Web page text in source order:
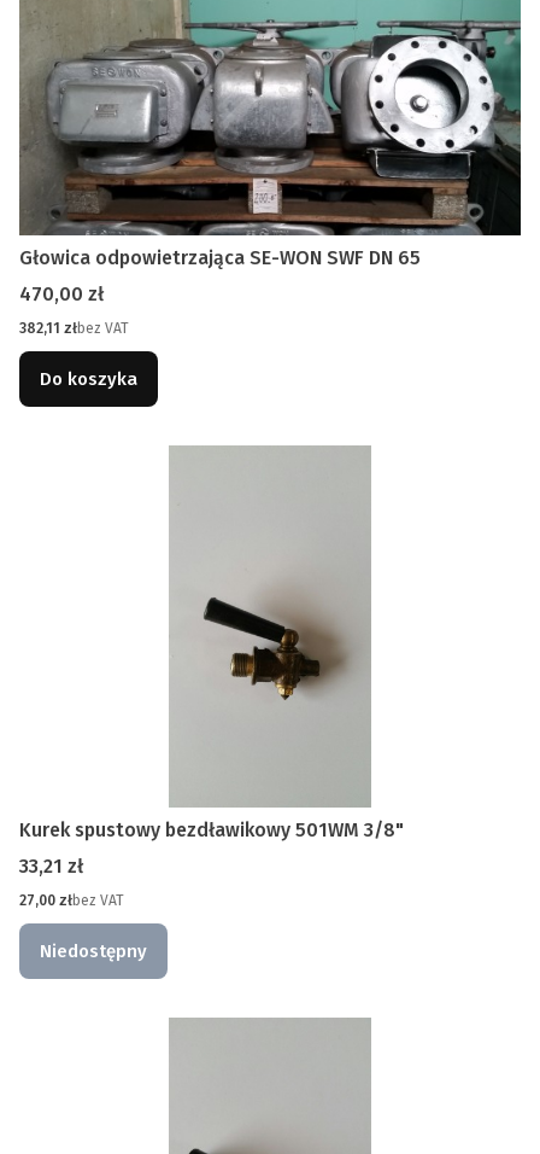
Głowica odpowietrzająca SE-WON SWF DN 65
Cena
470,00 zł
Cena
382,11 złbez VAT
Do koszyka
Kurek spustowy bezdławikowy 501WM 3/8"
Cena
33,21 zł
Cena
27,00 złbez VAT
Niedostępny